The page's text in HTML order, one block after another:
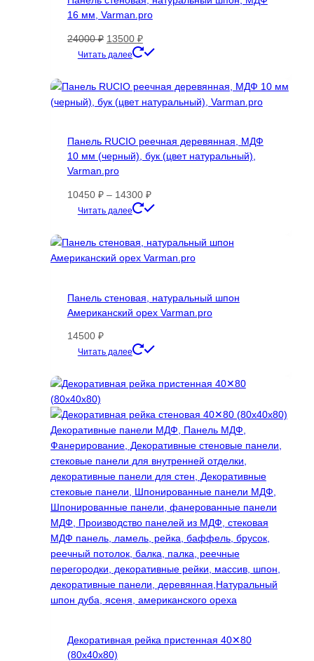
16 мм, Varman.pro
24000₽ Первоначальная
цена
24000 ₽.
13500 ₽Текущая
цена:
Читать далее
имеет
несколько
можно
выбрать
Панель RUCIO реечная деревянная, МДФ
10 мм (черный), бук (цвет натуральный),
Varman.pro
10450 ₽ – 14300 ₽Диапазон
цен:
–
14300 ₽
Читать далее
имеет
несколько
можно
выбрать
Панель стеновая, натуральный шпон
Американский орех Varman.pro
14500 ₽
Читать далее
имеет
вариаций.
Опции
можно
выбрать
на
странице
товара.
Декоративная рейка пристенная 40✕80
(80х40х80)